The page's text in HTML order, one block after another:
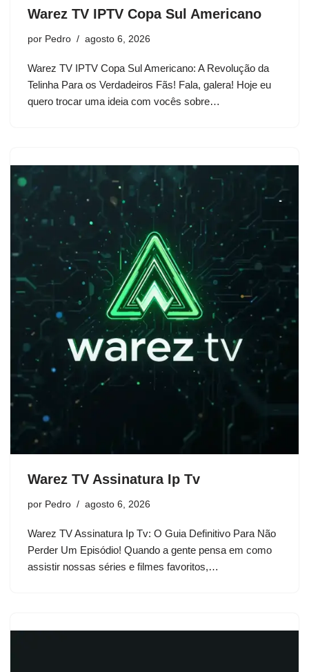
Warez TV IPTV Copa Sul Americano
por Pedro agosto 6, 2026
Warez TV IPTV Copa Sul Americano: A Revolução da
Telinha Para os Verdadeiros Fãs! Fala, galera! Hoje eu
quero trocar uma ideia com vocês sobre…
Warez TV Assinatura Ip Tv
por Pedro agosto 6, 2026
Warez TV Assinatura Ip Tv: O Guia Definitivo Para Não
Perder Um Episódio! Quando a gente pensa em como
assistir nossas séries e filmes favoritos,…